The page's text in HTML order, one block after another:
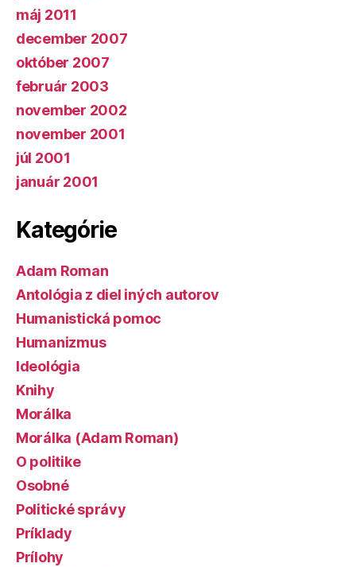
máj 2011
december 2007
október 2007
február 2003
november 2002
november 2001
júl 2001
január 2001
Kategórie
Adam Roman
Antológia z diel iných autorov
Humanistická pomoc
Humanizmus
Ideológia
Knihy
Morálka
Morálka (Adam Roman)
O politike
Osobné
Politické správy
Príklady
Prílohy